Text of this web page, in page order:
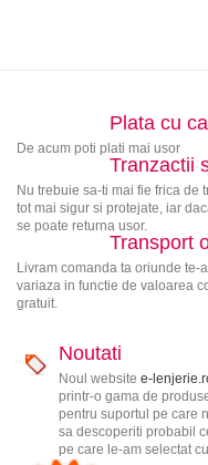
Plata cu
De acum poti plati mai usor
Tranzactii
Nu trebuie sa-ti mai fie frica de
tot mai sigur si protejate, iar
se poate returna usor.
Transport
Livram comanda ta oriunde te-
variaza in functie de valoarea
gratuit.
Noutati
Noul website e-
printr-o gama de
pentru suportul pe care
sa descoperiti probabil
pe care le-am selectat